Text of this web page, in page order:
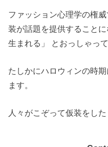
ファッション心理学の権
装が話題を提供すること
生まれる」 とおっしゃって
たしかにハロウィンの時
ます。
人々がこぞって仮装をし